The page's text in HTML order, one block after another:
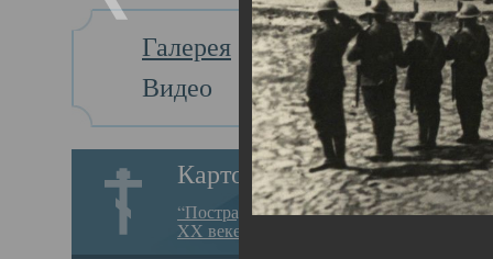
Галерея
Видео
Картотека
“Пострадавшие за веру в
XX веке на Севере”
Главная